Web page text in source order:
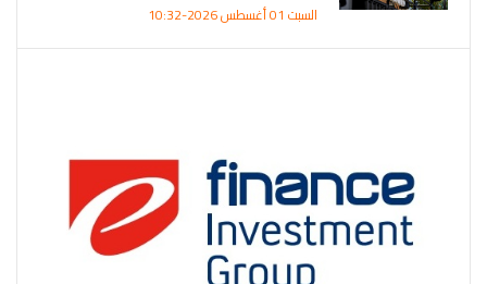
السبت 01 أغسطس 2026-10:32